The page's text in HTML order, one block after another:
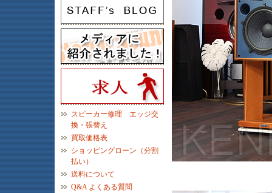
スピーカー修理 エッジ交
換・張替え
買取価格表
ショッピングローン（分割
払い）
送料について
Q&A よくある質問